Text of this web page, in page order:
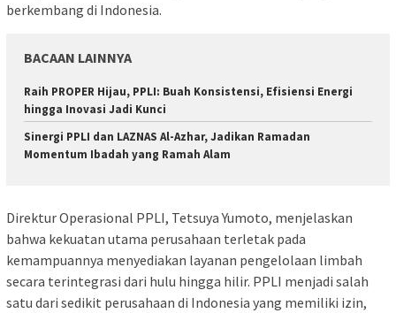
berkembang di Indonesia.
BACAAN LAINNYA
Raih PROPER Hijau, PPLI: Buah Konsistensi, Efisiensi Energi
hingga Inovasi Jadi Kunci
Sinergi PPLI dan LAZNAS Al-Azhar, Jadikan Ramadan
Momentum Ibadah yang Ramah Alam
Direktur Operasional PPLI, Tetsuya Yumoto, menjelaskan
bahwa kekuatan utama perusahaan terletak pada
kemampuannya menyediakan layanan pengelolaan limbah
secara terintegrasi dari hulu hingga hilir. PPLI menjadi salah
satu dari sedikit perusahaan di Indonesia yang memiliki izin,